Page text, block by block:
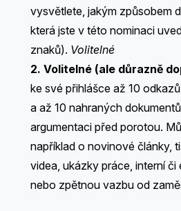
vysvětlete, jakým způsobem
která jste v této nominaci
znaků). Volitelné
2. Volitelné (ale důrazně
ke své přihlášce až 10
a až 10 nahraných
argumentaci před porotou.
například o novinové články,
videa, ukázky práce, interní či
nebo zpětnou vazbu od